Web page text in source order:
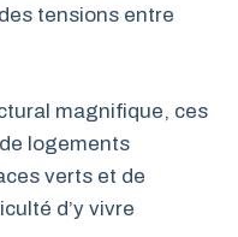
tensions entre
magnifique, ces
logements
verts et de
d’y vivre